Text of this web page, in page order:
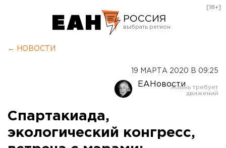
РОССИЯ
Оренбург
[18+]
← НОВОСТИ
19 МАРТА 2020 В 09:25
ЕАНовости
Спартакиада,
экологический конгресс,